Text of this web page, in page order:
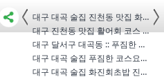
대구 대곡 술집 진천동 맛집 화진회초…
대구 진천동 맛집 활어회 코스 요리 …
대구 달서구 대곡동 :: 푸짐한 스끼가 …
대구 대곡 술집 푸짐한 코스요리 횟집…
대구 대곡 술집 화진회초밥 진천동 맛…